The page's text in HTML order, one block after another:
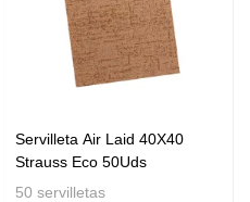
Servilleta Air Laid 40X40
Strauss Eco 50Uds
50 servilletas